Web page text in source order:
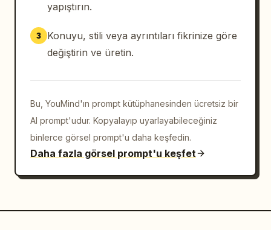
yapıştırın.
3
Konuyu, stili veya ayrıntıları fikrinize göre
değiştirin ve üretin.
Bu, YouMind'ın prompt kütüphanesinden ücretsiz bir
AI prompt'udur. Kopyalayıp uyarlayabileceğiniz
binlerce görsel prompt'u daha keşfedin.
Daha fazla görsel prompt'u keşfet